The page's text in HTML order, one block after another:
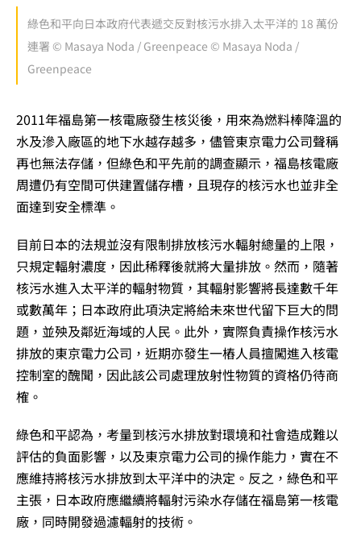
綠色和平向日本政府代表遞交反對核污水排入太平洋的 18 萬份
連署 © Masaya Noda / Greenpeace © Masaya Noda /
Greenpeace
2011年福島第一核電廠發生核災後，用來為燃料棒降溫的
水及滲入廠區的地下水越存越多，儘管東京電力公司聲稱
再也無法存儲，但綠色和平先前的調查顯示，福島核電廠
周遭仍有空間可供建置儲存槽，且現存的核污水也並非全
面達到安全標準。
目前日本的法規並沒有限制排放核污水輻射總量的上限，
只規定輻射濃度，因此稀釋後就將大量排放。然而，隨著
核污水進入太平洋的輻射物質，其輻射影響將長達數千年
或數萬年；日本政府此項決定將給未來世代留下巨大的問
題，並殃及鄰近海域的人民。此外，實際負責操作核污水
排放的東京電力公司，近期亦發生一樁人員擅闖進入核電
控制室的醜聞，因此該公司處理放射性物質的資格仍待商
榷。
綠色和平認為，考量到核污水排放對環境和社會造成難以
評估的負面影響，以及東京電力公司的操作能力，實在不
應維持將核污水排放到太平洋中的決定。反之，綠色和平
主張，日本政府應繼續將輻射污染水存儲在福島第一核電
廠，同時開發過濾輻射的技術。